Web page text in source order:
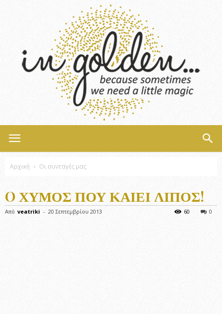
Αρχική Οι συνταγές μας
O ΧΥΜΌΣ ΠΟΥ ΚΑΊΕΙ ΛΊΠΟΣ!
Από veatriki - 20 Σεπτεμβρίου 2013 0
60